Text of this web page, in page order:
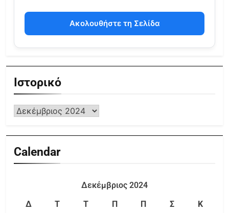
Ακολουθήστε τη Σελίδα
Ιστορικό
Calendar
Δεκέμβριος 2024
Δ
Τ Τ Π Π Σ
Κ